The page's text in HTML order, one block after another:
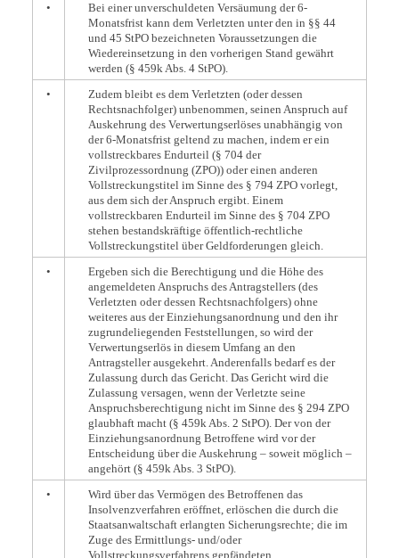
•
Bei einer unverschuldeten Versäumung der 6-
Monatsfrist kann dem Verletzten unter den in §§ 44
und 45 StPO bezeichneten Voraussetzungen die
Wiedereinsetzung in den vorherigen Stand gewährt
werden (§ 459k Abs. 4 StPO).
•
Zudem bleibt es dem Verletzten (oder dessen
Rechtsnachfolger) unbenommen, seinen Anspruch auf
Auskehrung des Verwertungserlöses unabhängig von
der 6-Monatsfrist geltend zu machen, indem er ein
vollstreckbares Endurteil (§ 704 der
Zivilprozessordnung (ZPO)) oder einen anderen
Vollstreckungstitel im Sinne des § 794 ZPO vorlegt,
aus dem sich der Anspruch ergibt. Einem
vollstreckbaren Endurteil im Sinne des § 704 ZPO
stehen bestandskräftige öffentlich-rechtliche
Vollstreckungstitel über Geldforderungen gleich.
•
Ergeben sich die Berechtigung und die Höhe des
angemeldeten Anspruchs des Antragstellers (des
Verletzten oder dessen Rechtsnachfolgers) ohne
weiteres aus der Einziehungsanordnung und den ihr
zugrundeliegenden Feststellungen, so wird der
Verwertungserlös in diesem Umfang an den
Antragsteller ausgekehrt. Anderenfalls bedarf es der
Zulassung durch das Gericht. Das Gericht wird die
Zulassung versagen, wenn der Verletzte seine
Anspruchsberechtigung nicht im Sinne des § 294 ZPO
glaubhaft macht (§ 459k Abs. 2 StPO). Der von der
Einziehungsanordnung Betroffene wird vor der
Entscheidung über die Auskehrung – soweit möglich –
angehört (§ 459k Abs. 3 StPO).
•
Wird über das Vermögen des Betroffenen das
Insolvenzverfahren eröffnet, erlöschen die durch die
Staatsanwaltschaft erlangten Sicherungsrechte; die im
Zuge des Ermittlungs- und/oder
Vollstreckungsverfahrens gepfändeten